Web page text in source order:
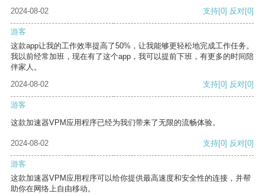
2024-08-02
支持[0] 反对[0]
游客
这款app让我的工作效率提高了50%，让我能够更轻松地完成工作任务。
我以前经常加班，现在有了这个app，我可以提前下班，有更多的时间陪
伴家人。
2024-08-02
支持[0] 反对[0]
游客
这款加速器VPM应用程序已经为我们带来了无限的流畅体验。
2024-08-02 支持[0] 反对[0]
游客
这款加速器VPM应用程序可以给你提供最高速度和安全性的连接，并帮
助你在网络上自由移动。